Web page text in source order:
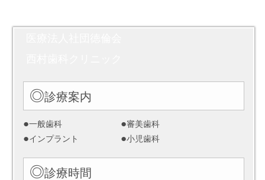
◎診療案内
●一般歯科 ●審美歯科
●インプラント ●小児歯科
◎診療時間